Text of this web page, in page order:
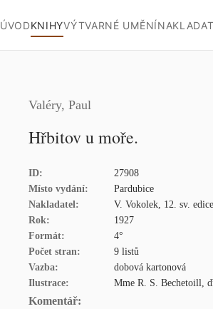
ÚVODKNIHYVÝTVARNÉ UMĚNÍ
Valéry, Paul
Hřbitov u moře.
ID:
27908
Místo vydání:
Pardubice
Nakladatel:
V. Vokolek, 12. sv.
Rok:
1927
Formát:
4°
Počet stran:
9 listů
Vazba:
dobová kartonová
Ilustrace:
Mme R. S. Bechetoill,
Komentář: